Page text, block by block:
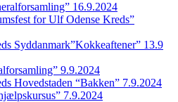
16.9.2024
for Ulf Odense Kreds”
Syddanmark”Kokkeaftener” 13.9
9.9.2024
Hovedstaden “Bakken” 7.9.2024
7.9.2024